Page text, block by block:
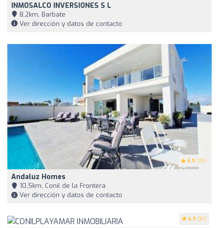
INMOSALCO INVERSIONES S L
8,2km, Barbate
Ver dirección y datos de contacto
4.9 (35)
Andaluz Homes
10,5km, Conil de la Frontera
Ver dirección y datos de contacto
4.9 (81)